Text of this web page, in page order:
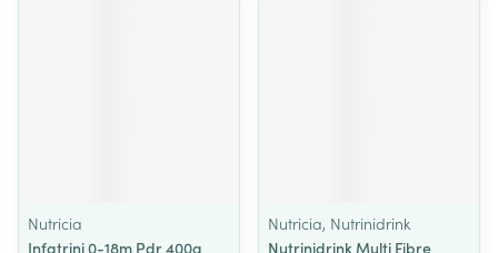
Nutricia
Infatrini 0-18m Pdr 400g
Nutricia, Nutrinidrink
Nutrinidrink Multi Fibre